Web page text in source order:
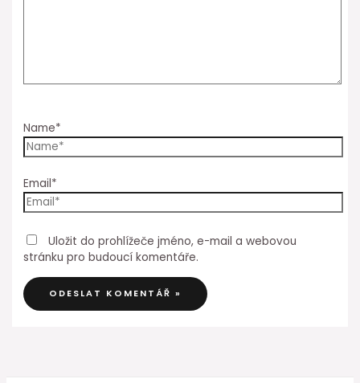
Name*
Email*
Uložit do prohlížeče jméno, e-mail a webovou
stránku pro budoucí komentáře.